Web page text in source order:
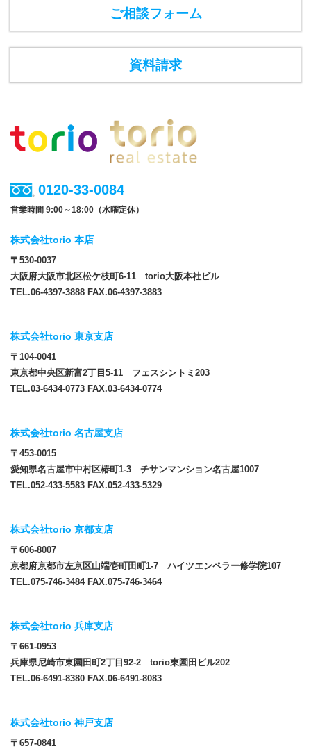
ご相談フォーム
資料請求
0120-33-0084
営業時間 9:00～18:00（水曜定休）
株式会社torio 本店
〒530-0037
大阪府大阪市北区松ケ枝町6-11 torio大阪本社ビル
TEL.06-4397-3888 FAX.06-4397-3883
株式会社torio 東京支店
〒104-0041
東京都中央区新富2丁目5-11 フェスシントミ203
TEL.03-6434-0773 FAX.03-6434-0774
株式会社torio 名古屋支店
〒453-0015
愛知県名古屋市中村区椿町1-3 チサンマンション名古屋1007
TEL.052-433-5583 FAX.052-433-5329
株式会社torio 京都支店
〒606-8007
京都府京都市左京区山端壱町田町1-7 ハイツエンペラー修学院107
TEL.075-746-3484 FAX.075-746-3464
株式会社torio 兵庫支店
〒661-0953
兵庫県尼崎市東園田町2丁目92-2 torio東園田ビル202
TEL.06-6491-8380 FAX.06-6491-8083
株式会社torio 神戸支店
〒657-0841